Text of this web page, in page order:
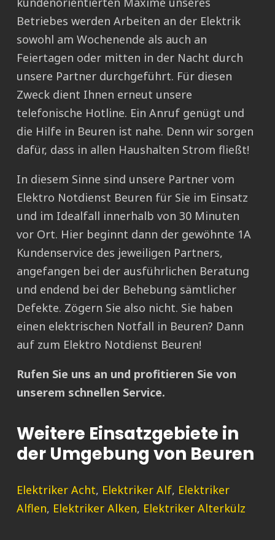
Betriebes werden Arbeiten an der Elektrik
sowohl am Wochenende als auch an
Feiertagen oder mitten in der Nacht durch
unsere Partner durchgeführt. Für diesen
Zweck dient Ihnen erneut unsere
telefonische Hotline. Ein Anruf genügt und
die Hilfe in Beuren ist nahe. Denn wir sorgen
dafür, dass in allen Haushalten Strom fließt!
In diesem Sinne sind unsere Partner vom
Elektro Notdienst Beuren für Sie im Einsatz
und im Idealfall innerhalb von 30 Minuten
vor Ort. Hier beginnt dann der gewöhnte 1A
Kundenservice des jeweiligen Partners,
angefangen bei der ausführlichen Beratung
und endend bei der Behebung sämtlicher
Defekte. Zögern Sie also nicht. Sie haben
einen elektrischen Notfall in Beuren? Dann
auf zum Elektro Notdienst Beuren!
Rufen Sie uns an und profitieren Sie von
unserem schnellen Service.
Weitere Einsatzgebiete in
der Umgebung von Beuren
Elektriker Acht, Elektriker Alf, Elektriker
Alflen, Elektriker Alken, Elektriker Alterkülz